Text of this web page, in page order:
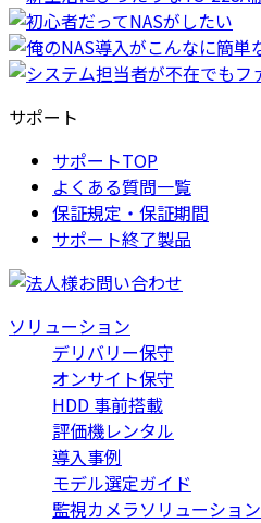
サポート
サポートTOP
よくある質問一覧
保証規定・保証期間
サポート終了製品
ソリューション
デリバリー保守
オンサイト保守
HDD 事前搭載
評価機レンタル
導入事例
モデル選定ガイド
監視カメラソリューション